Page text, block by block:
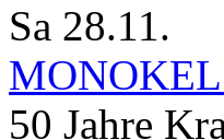
Sa 28.11.
50 Jahre